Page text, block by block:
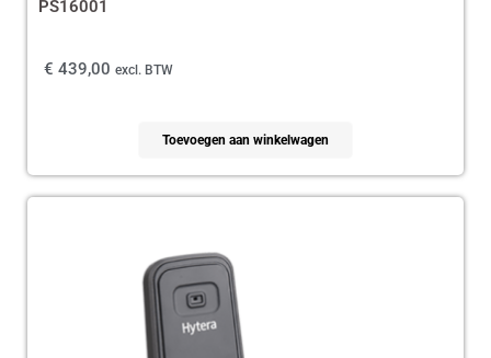
PS16001
€ 439,00 excl. BTW
Toevoegen aan winkelwagen